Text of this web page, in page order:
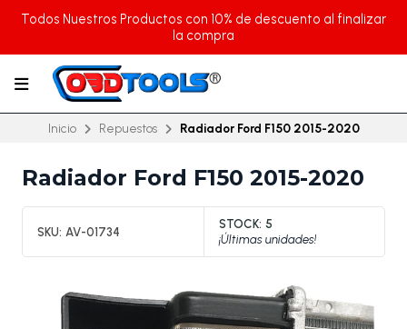
Todos Nuestros Productos con 10% de descuento al finalizar
la compra
Inicio Repuestos Radiador Ford F150 2015-2020
Radiador Ford F150 2015-2020
SKU: AV-01734
STOCK: 5
¡Últimas unidades!